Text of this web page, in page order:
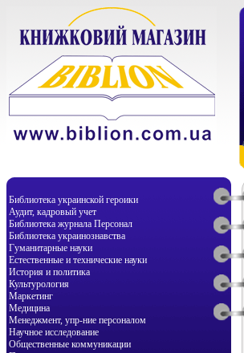
Библиотека украинской героики
Аудит, кадровый учет
Библиотека журнала Персонал
Библиотека украинознавства
Гуманитарные науки
Естественные и технические науки
История и политика
Культурология
Маркетинг
Медицина
Менеджмент, упр-ние персоналом
Научное исследование
Общественные коммуникации